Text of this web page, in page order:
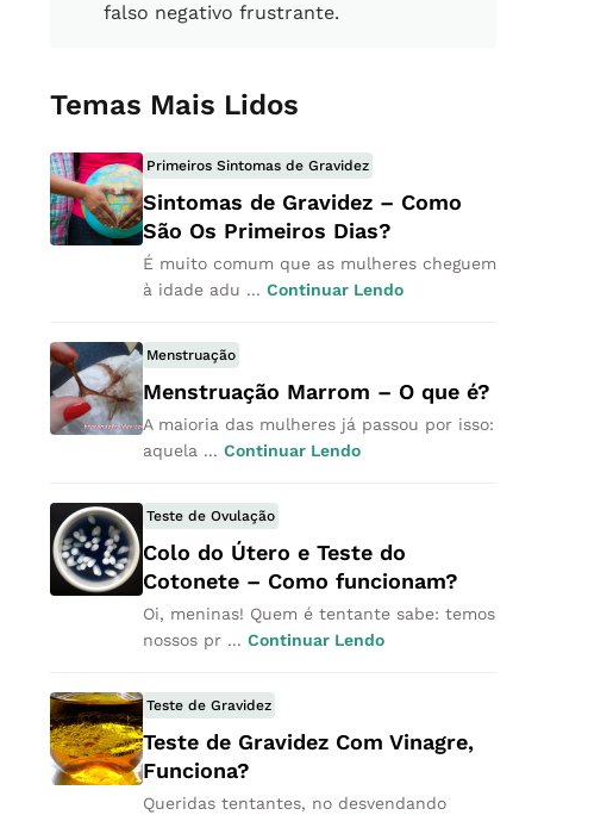
falso negativo frustrante.
Temas Mais Lidos
Primeiros Sintomas de Gravidez
Sintomas de Gravidez – Como
São Os Primeiros Dias?
É muito comum que as mulheres cheguem
à idade adu ... Continuar Lendo
Menstruação
Menstruação Marrom – O que é?
A maioria das mulheres já passou por isso:
aquela ... Continuar Lendo
Teste de Ovulação
Colo do Útero e Teste do
Cotonete – Como funcionam?
Oi, meninas! Quem é tentante sabe: temos
nossos pr ... Continuar Lendo
Teste de Gravidez
Teste de Gravidez Com Vinagre,
Funciona?
Queridas tentantes, no desvendando